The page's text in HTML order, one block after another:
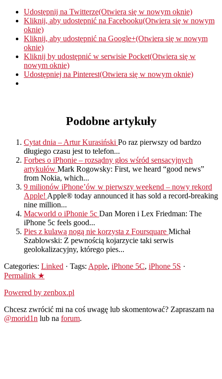
Udostępnij na Twitterze(Otwiera się w nowym oknie)
Kliknij, aby udostępnić na Facebooku(Otwiera się w nowym
oknie)
Kliknij, aby udostępnić na Google+(Otwiera się w nowym
oknie)
Kliknij by udostępnić w serwisie Pocket(Otwiera się w
nowym oknie)
Udostępniej na Pinterest(Otwiera się w nowym oknie)
Podobne artykuły
Cytat dnia – Artur Kurasiński Po raz pierwszy od bardzo
długiego czasu jest to telefon...
Forbes o iPhonie – rozsądny głos wśród sensacyjnych
artykułów Mark Rogowsky: First, we heard “good news”
from Nokia, which...
9 milionów iPhone’ów w pierwszy weekend – nowy rekord
Apple! Apple® today announced it has sold a record-breaking
nine million...
Macworld o iPhonie 5c Dan Moren i Lex Friedman: The
iPhone 5c feels good...
Pies z kulawą nogą nie korzysta z Foursquare Michał
Szablowski: Z pewnością kojarzycie taki serwis
geolokalizacyjny, którego pies...
Categories: Linked · Tags: Apple, iPhone 5C, iPhone 5S ·
Permalink ★
Powered by zenbox.pl
Chcesz zwrócić mi na coś uwagę lub skomentować? Zapraszam na
@morid1n lub na forum.